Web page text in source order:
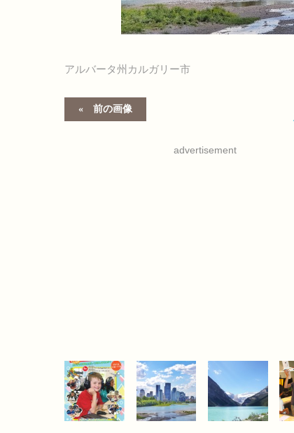
アルバータ州カルガリー市
前の画像
advertisement